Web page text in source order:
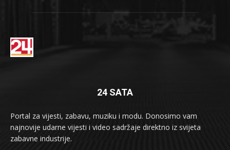
24 SATA
Portal za vijesti, zabavu, muziku i modu. Donosimo vam
najnovije udarne vijesti i video sadržaje direktno iz svijeta
zabavne industrije.